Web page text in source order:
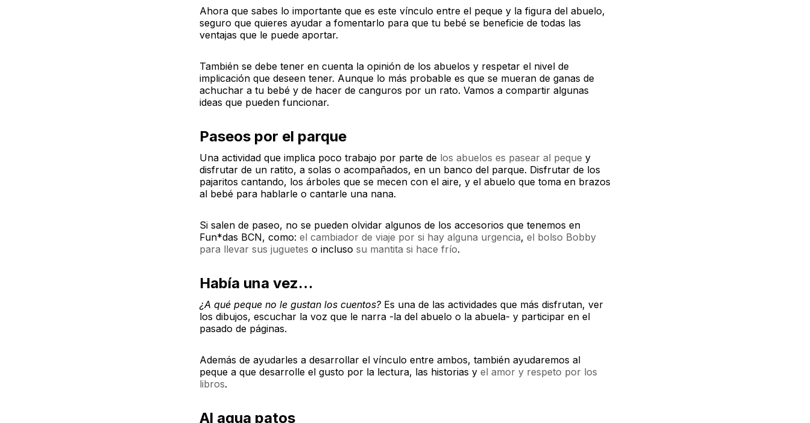
Ahora que sabes lo importante que es este vínculo entre el peque y la figura del abuelo,
seguro que quieres ayudar a fomentarlo para que tu bebé se beneficie de todas las
ventajas que le puede aportar.
También se debe tener en cuenta la opinión de los abuelos y respetar el nivel de
implicación que deseen tener. Aunque lo más probable es que se mueran de ganas de
achuchar a tu bebé y de hacer de canguros por un rato. Vamos a compartir algunas
ideas que pueden funcionar.
Paseos por el parque
Una actividad que implica poco trabajo por parte de los abuelos es pasear al peque y
disfrutar de un ratito, a solas o acompañados, en un banco del parque. Disfrutar de los
pajaritos cantando, los árboles que se mecen con el aire, y el abuelo que toma en brazos
al bebé para hablarle o cantarle una nana.
Si salen de paseo, no se pueden olvidar algunos de los accesorios que tenemos en
Fun*das BCN, como: el cambiador de viaje por si hay alguna urgencia, el bolso Bobby
para llevar sus juguetes o incluso su mantita si hace frío.
Había una vez…
¿A qué peque no le gustan los cuentos?Es una de las actividades que más disfrutan, ver
los dibujos, escuchar la voz que le narra -la del abuelo o la abuela- y participar en el
pasado de páginas.
Además de ayudarles a desarrollar el vínculo entre ambos, también ayudaremos al
peque a que desarrolle el gusto por la lectura, las historias y el amor y respeto por los
libros.
Al agua patos